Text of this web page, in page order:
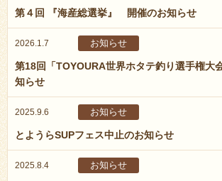
第４回 『海産総選挙』 開催のお知らせ
2026.1.7 お知らせ
第18回「TOYOURA世界ホタテ釣り選手権大
知らせ
2025.9.6 お知らせ
とようらSUPフェス中止のお知らせ
2025.8.4 お知らせ